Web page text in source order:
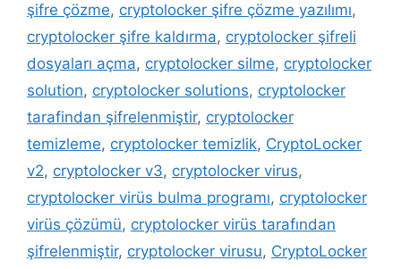
şifre çözme, cryptolocker şifre çözme yazılımı,
cryptolocker şifre kaldırma, cryptolocker şifreli
dosyaları açma, cryptolocker silme, cryptolocker
solution, cryptolocker solutions, cryptolocker
tarafindan şifrelenmiştir, cryptolocker
temizleme, cryptolocker temizlik, CryptoLocker
v2, cryptolocker v3, cryptolocker virus,
cryptolocker virüs bulma programı, cryptolocker
virüs çözümü, cryptolocker virüs tarafından
şifrelenmiştir, cryptolocker virusu, CryptoLocker